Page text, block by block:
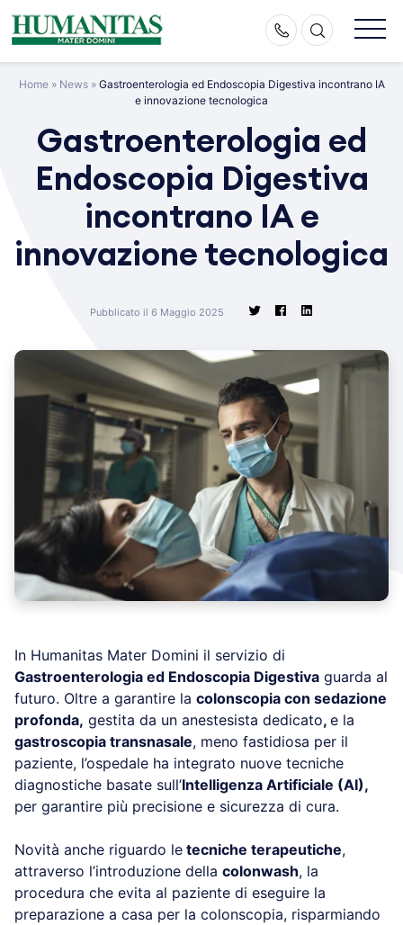
Skip
to
Home» News» Gastroenterologia ed Endoscopia Digestiva incontrano IA
e innovazione tecnologica
Gastroenterologia ed
Endoscopia Digestiva
incontrano IA e
innovazione tecnologica
Pubblicato il 6 Maggio 2025
In Humanitas Mater Domini il servizio di
Gastroenterologia ed Endoscopia Digestiva guarda al
futuro. Oltre a garantire la colonscopia con sedazione
profonda, gestita da un anestesista dedicato, e la
gastroscopia transnasale, meno fastidiosa per il
paziente, l’ospedale ha integrato nuove tecniche
diagnostiche basate sull’Intelligenza Artificiale (AI),
per garantire più precisione e sicurezza di cura.
Novità anche riguardo le tecniche terapeutiche,
attraverso l’introduzione della colonwash, la
procedura che evita al paziente di eseguire la
preparazione a casa per la colonscopia, risparmiando